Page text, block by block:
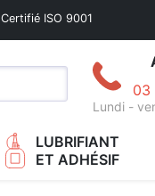
Certifié ISO 9001
03
Lundi -
LUBRIFIANT
ET ADHÉSIF